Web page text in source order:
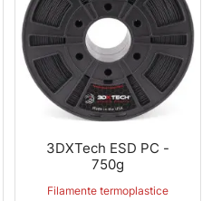
3DXTech ESD PC -
750g
Filamente termoplastice